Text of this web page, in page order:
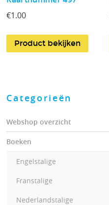
Categorieën
Webshop overzicht
Boeken
Engelstalige
Franstalige
Nederlandstalige
€1.00
Product bekijken